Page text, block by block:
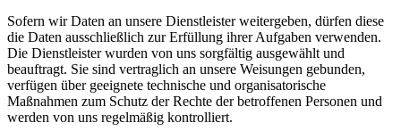
Sofern wir Daten an unsere Dienstleister weitergeben, dürfen diese
die Daten ausschließlich zur Erfüllung ihrer Aufgaben verwenden.
Die Dienstleister wurden von uns sorgfältig ausgewählt und
beauftragt. Sie sind vertraglich an unsere Weisungen gebunden,
verfügen über geeignete technische und organisatorische
Maßnahmen zum Schutz der Rechte der betroffenen Personen und
werden von uns regelmäßig kontrolliert.